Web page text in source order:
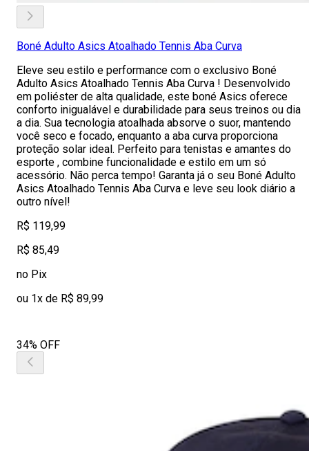
Boné Adulto Asics Atoalhado Tennis Aba Curva
Eleve seu estilo e performance com o exclusivo Boné
Adulto Asics Atoalhado Tennis Aba Curva ! Desenvolvido
em poliéster de alta qualidade, este boné Asics oferece
conforto inigualável e durabilidade para seus treinos ou dia
a dia. Sua tecnologia atoalhada absorve o suor, mantendo
você seco e focado, enquanto a aba curva proporciona
proteção solar ideal. Perfeito para tenistas e amantes do
esporte , combine funcionalidade e estilo em um só
acessório. Não perca tempo! Garanta já o seu Boné Adulto
Asics Atoalhado Tennis Aba Curva e leve seu look diário a
outro nível!
R$ 119,99
R$ 85,49
no Pix
ou 1x de R$ 89,99
34% OFF